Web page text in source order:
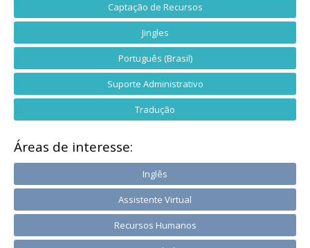
Captação de Recursos
Jingles
Português (Brasil)
Suporte Administrativo
Tradução
Áreas de interesse:
Inglês
Assistente Virtual
Recursos Humanos